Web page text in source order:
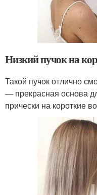
Низкий пучок на
Такой пучок отлично
— прекрасная основа
прически на короткие